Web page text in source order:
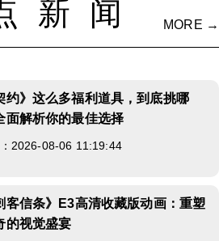
新闻 MORE →
约》这么多福利道具，到底挑哪
面解析你的最佳选择
：2026-08-06 11:19:44
客信条》E3高清收藏版动画：重塑
的视觉盛宴